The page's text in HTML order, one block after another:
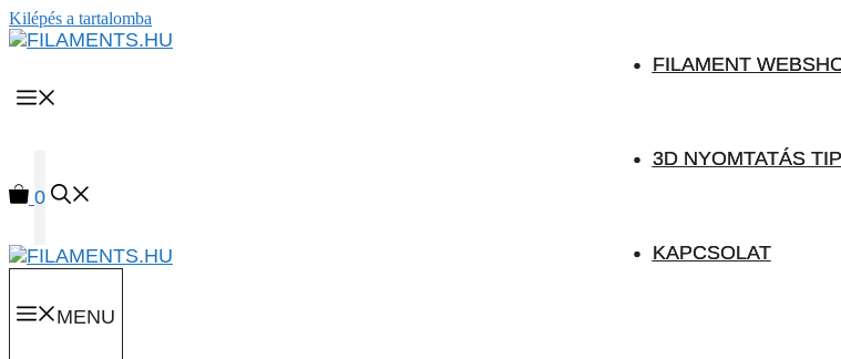
Kilépés a tartalomba
FILAMENT
3D NYOMTATÁS
KAPCSOLAT
0
MENU
FILAMENT
3D NYOMTATÁS
KAPCSOLAT